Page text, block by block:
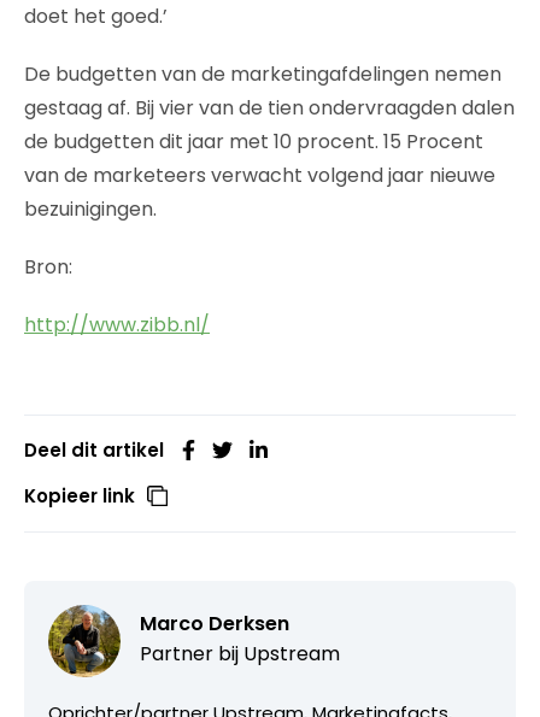
doet het goed.’
De budgetten van de marketingafdelingen nemen
gestaag af. Bij vier van de tien ondervraagden dalen
de budgetten dit jaar met 10 procent. 15 Procent
van de marketeers verwacht volgend jaar nieuwe
bezuinigingen.
Bron:
http://www.zibb.nl/
Deel dit artikel
Kopieer link
Marco Derksen
Partner bij Upstream